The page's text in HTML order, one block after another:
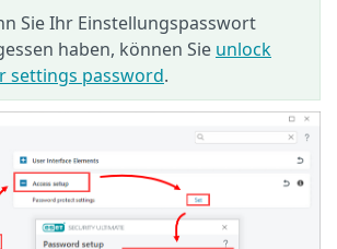
Sie Ihr Einstellungspasswort
haben, können Sie unlock
settings password.